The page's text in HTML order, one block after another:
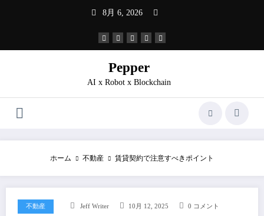
ツ
8月 6, 2026
Pepper
AI x Robot x Blockchain
ホーム 不動産 賃貸契約で注意すべきポイント
不動産 Jeff Writer 10月 12, 2025 0 コメント